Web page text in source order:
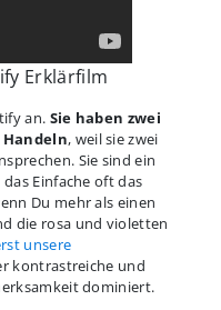
Erklärfilm
an. Sie haben zwei
, weil sie zwei
Sie sind ein
Einfache oft das
Du mehr als einen
die rosa und violetten
unsere
kontrastreiche und
dominiert.